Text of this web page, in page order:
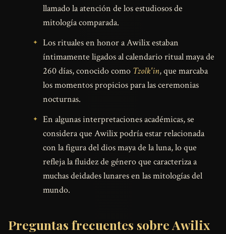
llamado la atención de los estudiosos de
mitología comparada.
Los rituales en honor a Awilix estaban
íntimamente ligados al calendario ritual maya de
260 días, conocido como Tzolk'in, que marcaba
los momentos propicios para las ceremonias
nocturnas.
En algunas interpretaciones académicas, se
considera que Awilix podría estar relacionada
con la figura del dios maya de la luna, lo que
refleja la fluidez de género que caracteriza a
muchas deidades lunares en las mitologías del
mundo.
Preguntas frecuentes sobre Awilix